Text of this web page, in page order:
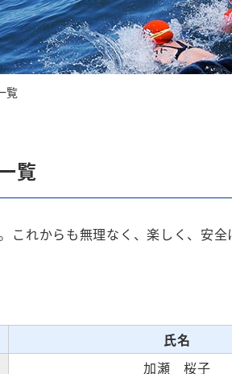
覧
覧
これからも無理なく、楽しく、安全
氏名
加瀬 桜子